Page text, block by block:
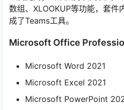
数组、XLOOKUP等功能，套
成了Teams工具。
Microsoft Office
Microsoft Word 2021
Microsoft Excel 2021
Microsoft PowerPoint